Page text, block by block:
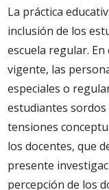
La práctica
inclusión de los
escuela regular.
vigente, las
especiales o
estudiantes
tensiones
los docentes, que
presente
percepción de los